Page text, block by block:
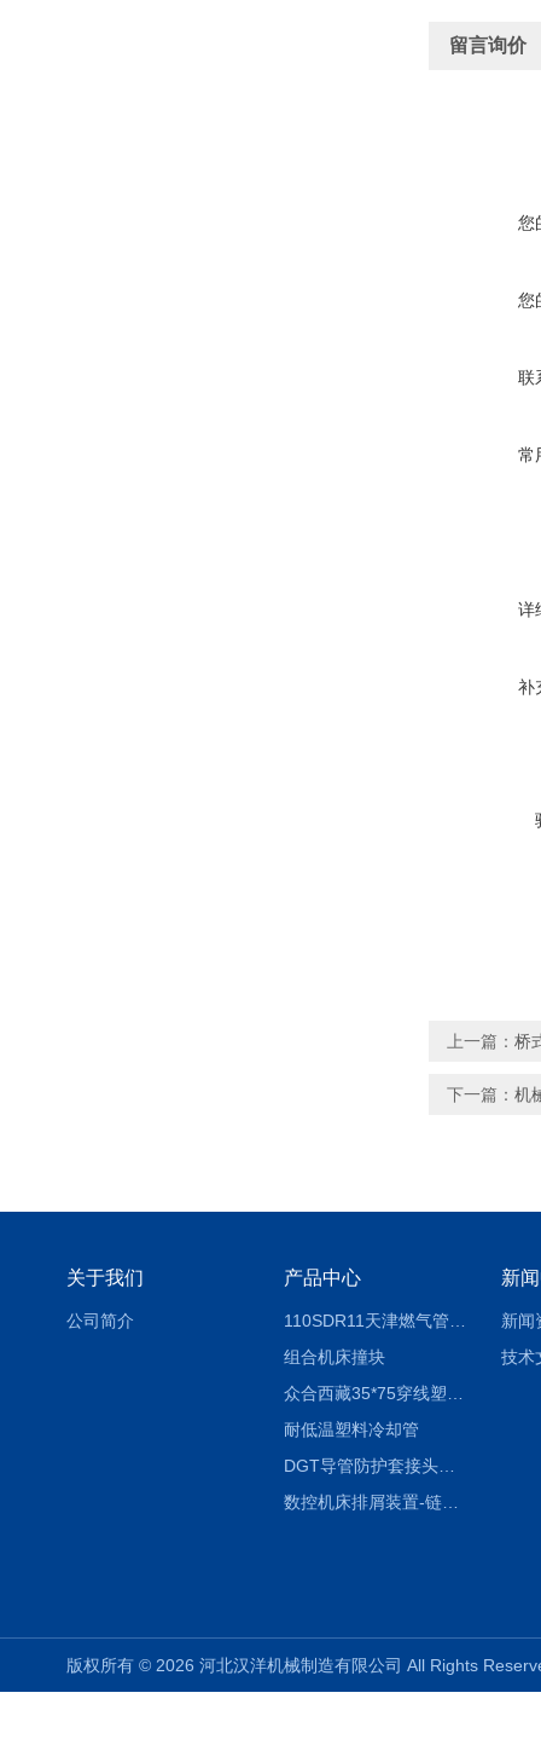
留言询价
您
您
联
常
详
补
上一篇： 桥
下一篇： 机
关于我们
公司简介
产品中心
组合机床撞块
耐低温塑料冷却管
DGT导管防护套接头形式与参数
数控机床排屑装置-链板式排屑机
新
新闻
技术
版权所有 © 2026 河北汉洋机械制造有限公司 All Rights